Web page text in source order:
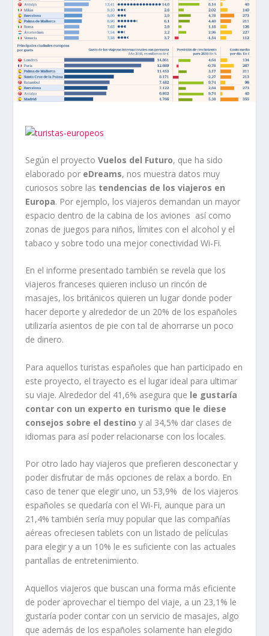
Según el proyectoVuelos del Futuro, que ha sido
elaborado por eDreams, nos muestra datos muy
curiosos sobre las tendencias de los viajeros en
Europa. Por ejemplo, los viajeros demandan un mayor
espacio dentro de la cabina de los aviones así como
zonas de juegos para niños, límites con el alcohol y el
tabaco y sobre todo una mejor conectividad Wi-Fi.
En el informe presentado también se revela que los
viajeros franceses quieren incluso un rincón de
masajes, los británicos quieren un lugar donde poder
hacer deporte y alrededor de un 20% de los españoles
utilizaría asientos de pie con tal de ahorrarse un poco
de dinero.
Para aquellos turistas españoles que han participado en
este proyecto, el trayecto es el lugar ideal para ultimar
su viaje. Alrededor del 41,6% asegura que le gustaría
contar con un experto en turismo que le diese
consejos sobre el destino y al 34,5% dar clases de
idiomas para así poder relacionarse con los locales.
Por otro lado hay viajeros que prefieren desconectar y
poder disfrutar de más opciones de relax a bordo. En
caso de tener que elegir uno, un 53,9% de los viajeros
españoles se quedaría con el Wi-Fi, aunque para un
21,4% también sería muy popular que las compañías
aéreas ofreciesen tablets con un listado de películas
para elegir y a un 10% le es suficiente con las actuales
pantallas de entretenimiento.
Aquellos viajeros que buscan una forma más eficiente
de poder aprovechar el tiempo del viaje, a un 23,1% le
gustaría poder contar con un servicio de masajes, algo
que además de los españoles solamente han elegido